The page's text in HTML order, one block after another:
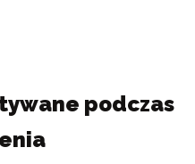
podczas